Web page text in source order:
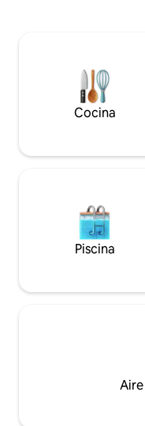
orilla, cada detalle está
para que te sientas
Cocina
Piscina